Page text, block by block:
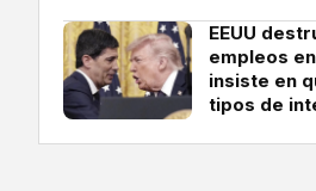
EEUU
empleos
insiste en
tipos de